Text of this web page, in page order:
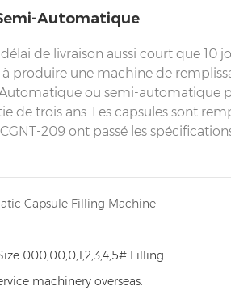
Automatique
de livraison aussi court que 10
produire une machine de
ou semi-automatique
de trois ans. Les capsules sont
209 ont passé les spécifications
Capsule Filling Machine
000,00,0,1,2,3,4,5# Filling
machinery overseas.